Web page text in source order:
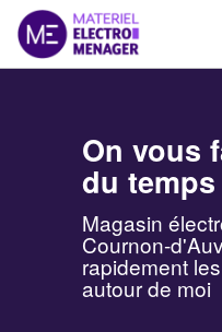
On vous
du temps
Magasin
Cournon-
rapidement
autour de moi